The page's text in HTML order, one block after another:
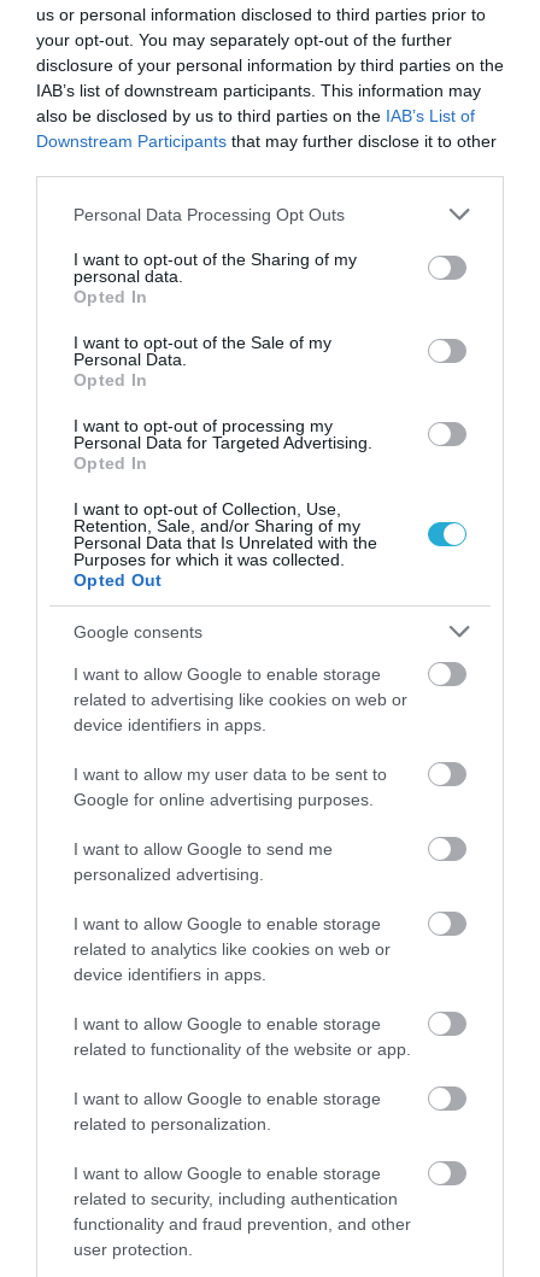
us or personal information disclosed to third parties prior to
your opt-out. You may separately opt-out of the further
disclosure of your personal information by third parties on the
IAB’s list of downstream participants. This information may
also be disclosed by us to third parties on the IAB’s List of
Downstream Participants that may further disclose it to other
Please note that this website/app uses one or more Google
not limited to your visit or usage behaviour. You may click to
grant or deny consent to Google and its third-party tags to
use your data for below specified purposes in below Google
consent section.
Personal Data Processing Opt Outs
I want to opt-out of the Sharing of my
personal data.
Opted In
I want to opt-out of the Sale of my
Personal Data.
Opted In
I want to opt-out of processing my
Personal Data for Targeted Advertising.
Opted In
I want to opt-out of Collection, Use,
Retention, Sale, and/or Sharing of my
Personal Data that Is Unrelated with the
Purposes for which it was collected.
Opted Out
Google consents
I want to allow Google to enable storage
related to advertising like cookies on web or
device identifiers in apps.
I want to allow my user data to be sent to
Google for online advertising purposes.
I want to allow Google to send me
personalized advertising.
I want to allow Google to enable storage
related to analytics like cookies on web or
device identifiers in apps.
I want to allow Google to enable storage
related to functionality of the website or app.
I want to allow Google to enable storage
related to personalization.
I want to allow Google to enable storage
related to security, including authentication
functionality and fraud prevention, and other
user protection.
Πάγωσαν όλοι: Η στιγμή που αγοράκι
σφηνώνει το κεφάλι του στη σκάλα και η
δραματική διάσωση (βίντεο)
08.05.2026 12:01
Νέα έρευνα: Για πρώτη φορά ιστορικά οι
άνδρες αποκτούν λιγότερα παιδιά από τις
γυναίκες
ΔΗΜΟΦΙΛΗ
Αυτό είναι το θαυματουργό έλαιο που
προστατεύει από το Αλτχάιμερ